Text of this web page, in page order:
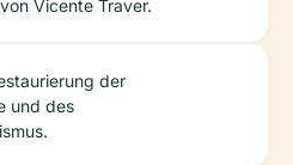
Vicente Traver.
der
und des